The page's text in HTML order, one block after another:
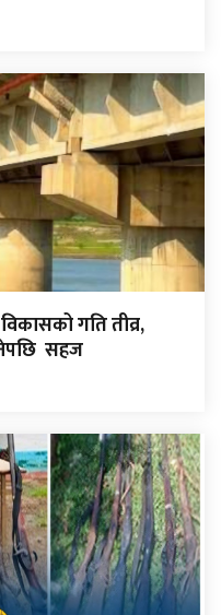
गति तीव्र,
सहज